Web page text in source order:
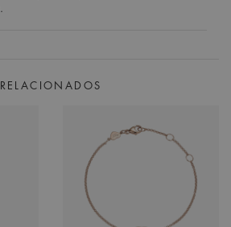
RELACIONADOS